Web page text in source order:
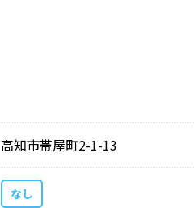
高知市帯屋町2-1-13
なし